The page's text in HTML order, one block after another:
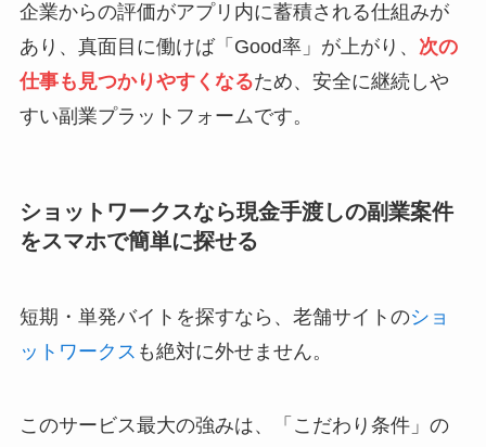
企業からの評価がアプリ内に蓄積される仕組みが
あり、真面目に働けば「Good率」が上がり、 次の
仕事も見つかりやすくなるため、安全に継続しや
すい副業プラットフォームです。
ショットワークスなら現金手渡しの副業案件
をスマホで簡単に探せる
短期・単発バイトを探すなら、老舗サイトのショ
ットワークス も絶対に外せません。
このサービス最大の強みは、「こだわり条件」の